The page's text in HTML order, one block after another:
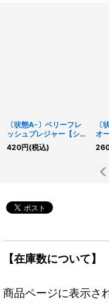
〔状態A-〕ベリーフレ
ッシュプレジャー【シー
クレット】{RD/KP18-
JP023}《RDモンスタ
420円(税込)
〔
オ
ト
《
【在庫数について】
商品ページに表示さ